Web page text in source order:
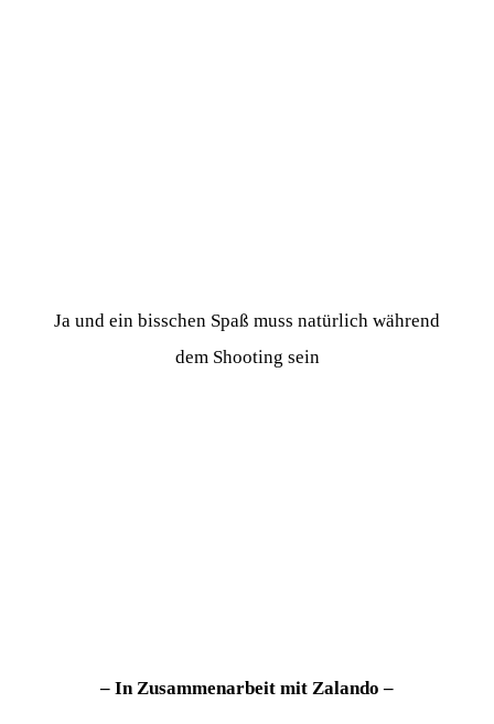
Ja und ein bisschen Spaß muss natürlich während
dem Shooting sein
– In Zusammenarbeit mit Zalando –